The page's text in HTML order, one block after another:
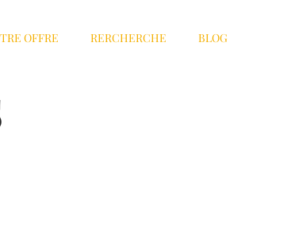
OFFRE RERCHERCHE
BLOG